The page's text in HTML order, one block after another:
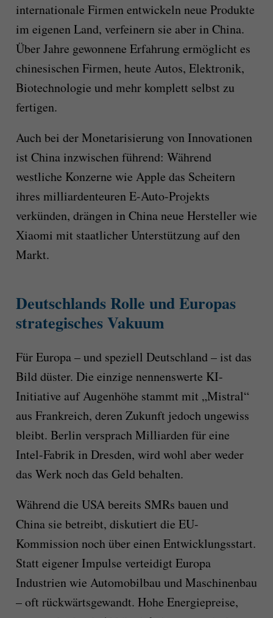
internationale Firmen entwickeln neue Produkte
im eigenen Land, verfeinern sie aber in China.
Über Jahre gewonnene Erfahrung ermöglicht es
chinesischen Firmen, heute Autos, Elektronik,
Biotechnologie und mehr komplett selbst zu
fertigen.
Auch bei der Monetarisierung von Innovationen
ist China inzwischen führend: Während
westliche Konzerne wie Apple das Scheitern
ihres milliardenteuren E-Auto-Projekts
verkünden, drängen in China neue Hersteller wie
Xiaomi mit staatlicher Unterstützung auf den
Markt.
Deutschlands Rolle und Europas
strategisches Vakuum
Für Europa – und speziell Deutschland – ist das
Bild düster. Die einzige nennenswerte KI-
Initiative auf Augenhöhe stammt mit „Mistral“
aus Frankreich, deren Zukunft jedoch ungewiss
bleibt. Berlin versprach Milliarden für eine
Intel-Fabrik in Dresden, wird wohl aber weder
das Werk noch das Geld behalten.
Während die USA bereits SMRs bauen und
China sie betreibt, diskutiert die EU-
Kommission noch über einen Entwicklungsstart.
Statt eigener Impulse verteidigt Europa
Industrien wie Automobilbau und Maschinenbau
– oft rückwärtsgewandt. Hohe Energiepreise,